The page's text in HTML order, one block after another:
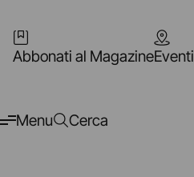
Abbonati al MagazineEventi
Menu Cerca